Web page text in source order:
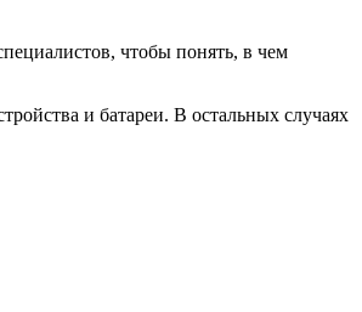
чтобы понять, в чем
и батареи. В остальных случаях